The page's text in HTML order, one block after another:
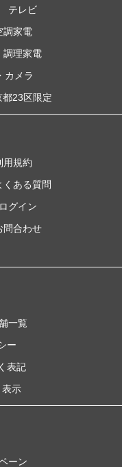
テレビ
調家電
調理家電
カメラ
都23区限定
用規約
くある質問
グイン
問合わせ
一覧
ー
表記
表示
ーン